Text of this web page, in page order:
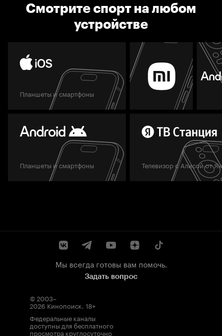
Смотрите спорт на любом
устройстве
Планшеты и смартфоны
Планшеты и смартфоны Телевизор с Алисой от
Мы всегда готовы вам помочь.
Задать вопрос
© 2003–
2026 Кинопоиск. 18+
Федеральные каналы
доступны для бесплатного
просмотра круглосуточно